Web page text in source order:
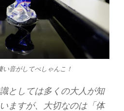
音がしてぺしゃんこ！
としては多くの大人が知
ますが、大切なのは「体